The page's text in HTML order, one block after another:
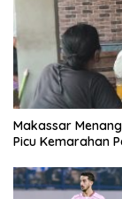
Makassar
Picu Kemarahan